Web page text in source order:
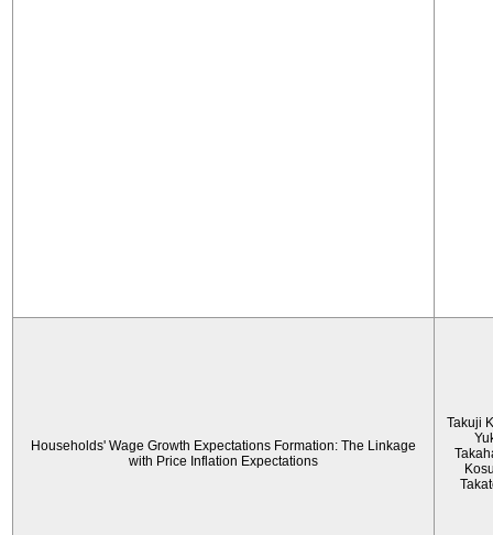
Households' Wage Growth Expectations Formation: The Linkage
with Price Inflation Expectations
Takuji